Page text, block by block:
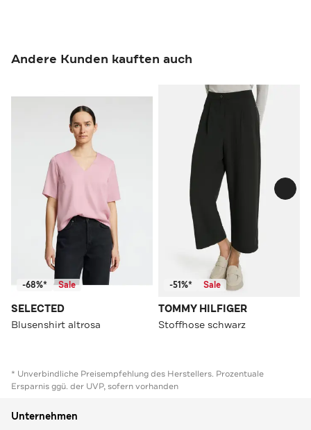
Andere Kunden kauften auch
-68%* Sale
SELECTED
Blusenshirt altrosa
-51%* Sale
TOMMY HILFIGER
Stoffhose schwarz
* Unverbindliche Preisempfehlung des Herstellers. Prozentuale
Ersparnis ggü. der UVP, sofern vorhanden
Unternehmen